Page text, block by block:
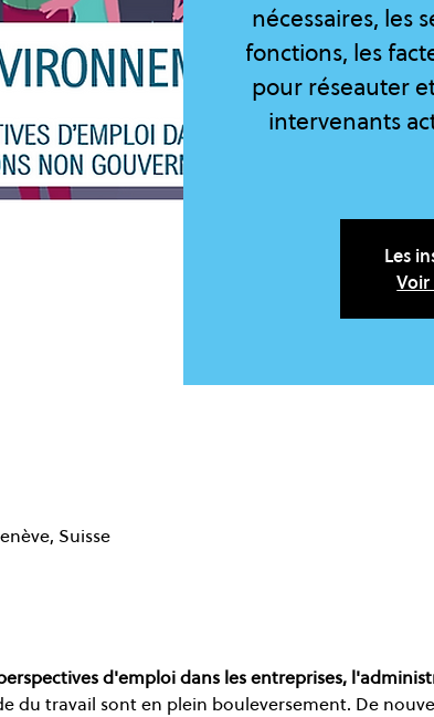
nécessaires, les
fonctions, les
pour réseauter
intervenants
Les
Suisse
d'emploi dans les entreprises,
du travail sont en plein bouleversement. De